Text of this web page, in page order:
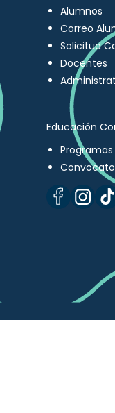
Alumnos
Correo
Solicitud
Docentes
Educación